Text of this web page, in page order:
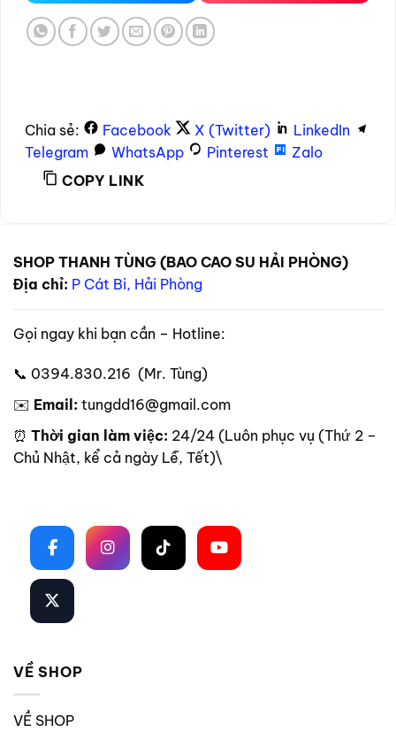
Chia sẻ: Facebook X (Twitter)
LinkedIn
Telegram
WhatsApp Pinterest
Zalo
COPY LINK
SHOP THANH TÙNG (BAO CAO SU HẢI PHÒNG)
Địa chỉ: P Cát Bi, Hải Phòng
Gọi ngay khi bạn cần – Hotline:
📞 0394.830.216 (Mr. Tùng)
✉️ Email: tungdd16@gmail.com
⏰ Thời gian làm việc: 24/24 (Luôn phục vụ (Thứ 2 –
Chủ Nhật, kể cả ngày Lễ, Tết)\
VỀ SHOP
VỀ SHOP